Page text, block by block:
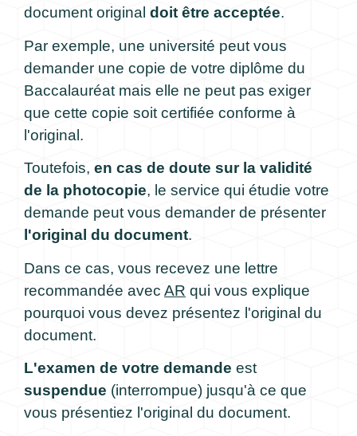
document original doit être acceptée.
Par exemple, une université peut vous
demander une copie de votre diplôme du
Baccalauréat mais elle ne peut pas exiger
que cette copie soit certifiée conforme à
l'original.
Toutefois, en cas de doute sur la validité
de la photocopie, le service qui étudie votre
demande peut vous demander de présenter
l'original du document.
Dans ce cas, vous recevez une lettre
recommandée avec AR qui vous explique
pourquoi vous devez présentez l'original du
document.
L'examen de votre demande est
suspendue (interrompue) jusqu'à ce que
vous présentiez l'original du document.